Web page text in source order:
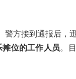
方接到通报后，
位的工作人员。